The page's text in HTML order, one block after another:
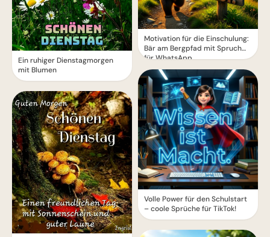
Ein ruhiger Dienstagmorgen
mit Blumen
Motivation für die Einschulung:
Bär am Bergpfad mit Spruch
für WhatsApp
Volle Power für den Schulstart
– coole Sprüche für TikTok!